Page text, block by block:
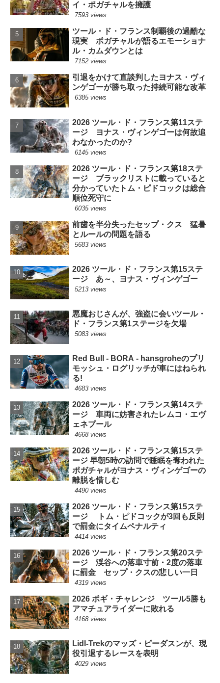
イ・ポガチャルを擁護
7593 views
ツール・ド・フランス制覇後の過酷な
現実 ポガチャルが語るエモーショナ
ル・カムダウンとは
7152 views
引退をかけて直談判したヨナス・ヴィ
ンゲゴーが勝ち取った持続可能な改革
6385 views
2026 ツール・ド・フランス第11ステ
ージ ヨナス・ヴィンゲゴーは何故追
わなかったのか?
6145 views
2026 ツール・ド・フランス第18ステ
ージ ブラックリストに載っていると
分かっていたトム・ピドコックは総合
順位死守に
6035 views
前歯を半分失ったセップ・クス 猛暑
とルールの問題を語る
5683 views
2026 ツール・ド・フランス第15ステ
ージ あ～、ヨナス・ヴィンゲゴー
5213 views
悪魔おじさんが、強盗に会いツール・
ド・フランス第1ステージを欠場
5083 views
Red Bull - BORA - hansgroheのプリ
モッシュ・ログリッチが車にはねられ
る!
4683 views
2026 ツール・ド・フランス第14ステ
ージ 車両に妨害されたレムコ・エヴ
ェネプール
4668 views
2026 ツール・ド・フランス第15ステ
ージ 早朝5時の訪問で睡眠を奪われた
ポガチャルがヨナス・ヴィンゲゴーの
離脱を惜しむ
4490 views
2026 ツール・ド・フランス第15ステ
ージ トム・ピドコックが3回も反則
で罰金にタイムペナルティ
4414 views
2026 ツール・ド・フランス第20ステ
ージ 渓谷への落車寸前・2度の落車
に罰金 セップ・クスの悲しい一日
4319 views
2026 ポギ・チャレンジ ツール5勝も
アマチュアライダーに敗れる
4168 views
Lidl-Trekのマッズ・ピーダスンが、現
役引退するレースを表明
4029 views